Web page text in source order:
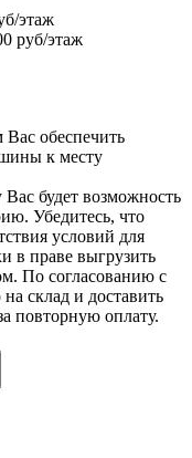
этаж
руб/этаж
обеспечить
к месту
Вас будет возможность
Убедитесь, что
условий для
в праве выгрузить
По согласованию с
склад и доставить
повторную оплату.